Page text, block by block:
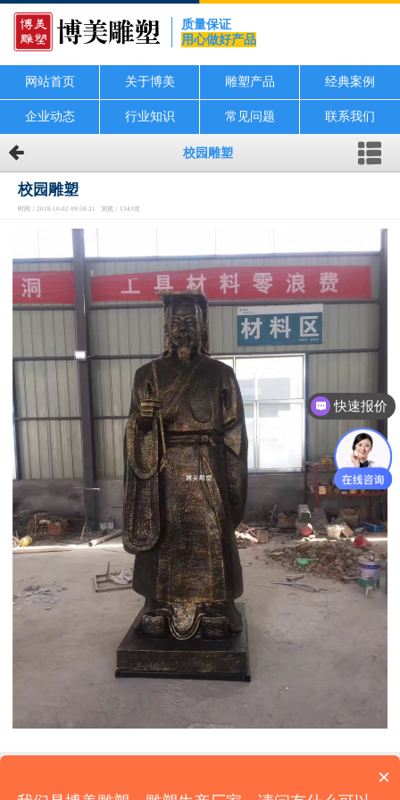
质量保证
用心做好产品
网站首页 关于博美 雕塑产品 经典案例
企业动态 行业知识 常见问题 联系我们
校园雕塑
校园雕塑
时间：2018-10-02 09:58:21 浏览：1343次
快速报价
×